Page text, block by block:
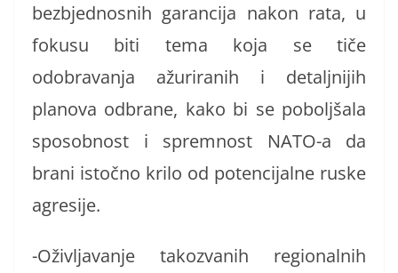
bezbjednosnih garancija nakon rata, u
fokusu biti tema koja se tiče
odobravanja ažuriranih i detaljnijih
planova odbrane, kako bi se poboljšala
sposobnost i spremnost NATO-a da
brani istočno krilo od potencijalne ruske
agresije.
-Oživljavanje takozvanih regionalnih